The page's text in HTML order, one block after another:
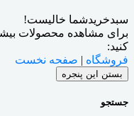
سبدخریدشما خالیست!
برای مشاهده محصولات
کنید:
فروشگاه | صفحه نخست
بستن این پنجره
جستجو